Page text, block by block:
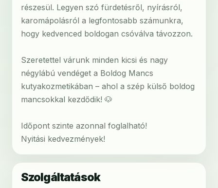
részesül. Legyen szó fürdetésről, nyírásról,
karomápolásról a legfontosabb számunkra,
hogy kedvenced boldogan csóválva távozzon.
Szeretettel várunk minden kicsi és nagy
négylábú vendéget a Boldog Mancs
kutyakozmetikában – ahol a szép külső boldog
mancsokkal kezdődik! 🐶
Időpont szinte azonnal foglalható!
Nyitási kedvezmények!
Szolgáltatások